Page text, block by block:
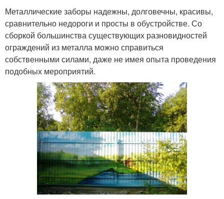
Металлические заборы надежны, долговечны, красивы,
сравнительно недороги и просты в обустройстве. Со
сборкой большинства существующих разновидностей
ограждений из металла можно справиться
собственными силами, даже не имея опыта проведения
подобных мероприятий.